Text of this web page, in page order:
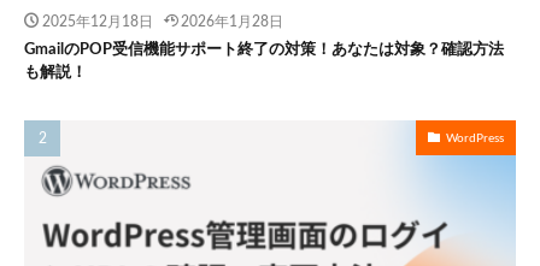
2025年12月18日 2026年1月28日
GmailのPOP受信機能サポート終了の対策！あなたは対象？確認方法
も解説！
WordPress